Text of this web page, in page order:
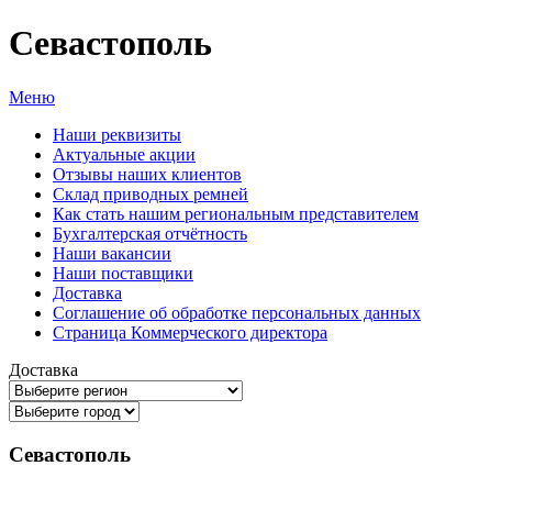
Севастополь
Меню
Наши реквизиты
Актуальные акции
Отзывы наших клиентов
Склад приводных ремней
Как стать нашим региональным представителем
Бухгалтерская отчётность
Наши вакансии
Наши поставщики
Доставка
Соглашение об обработке персональных данных
Страница Коммерческого директора
Доставка
Севастополь